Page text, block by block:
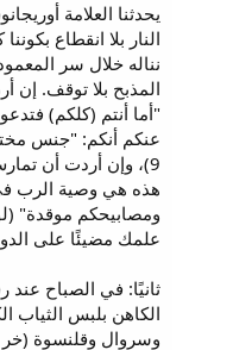
يحدثنا العلامة
النار بلا انقطاع
نناله خلال سر
المذبح بلا توقف. إن
9)، وإن أردت أن
هذه هي وصية الرب
علمك مضيئًا على
ثانيًا: في الصباح عند
الكاهن بلبس الثياب